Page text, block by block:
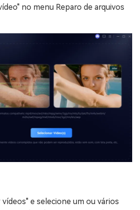
no menu Reparo de arquivos
vídeos" e selecione um ou vários